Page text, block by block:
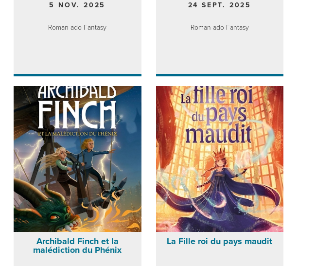
5 NOV. 2025
Roman ado Fantasy
24 SEPT. 2025
Roman ado Fantasy
Archibald Finch et la
malédiction du Phénix
La Fille roi du pays maudit